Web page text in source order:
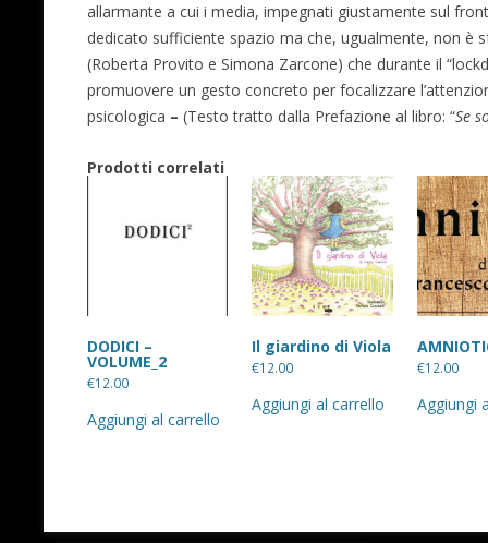
allarmante a cui i media, impegnati giustamente sul
dedicato sufficiente spazio ma che, ugualmente, non è
(Roberta Provito e Simona Zarcone) che durante il
promuovere un gesto concreto per focalizzare
psicologica – (Testo tratto dalla Prefazione al libro: “Se
Prodotti correlati
DODICI –
VOLUME_2
€12.00
Aggiungi al carrello
Il giardino di Viola
€12.00
Aggiungi al carrello
€12.00
Aggiungi